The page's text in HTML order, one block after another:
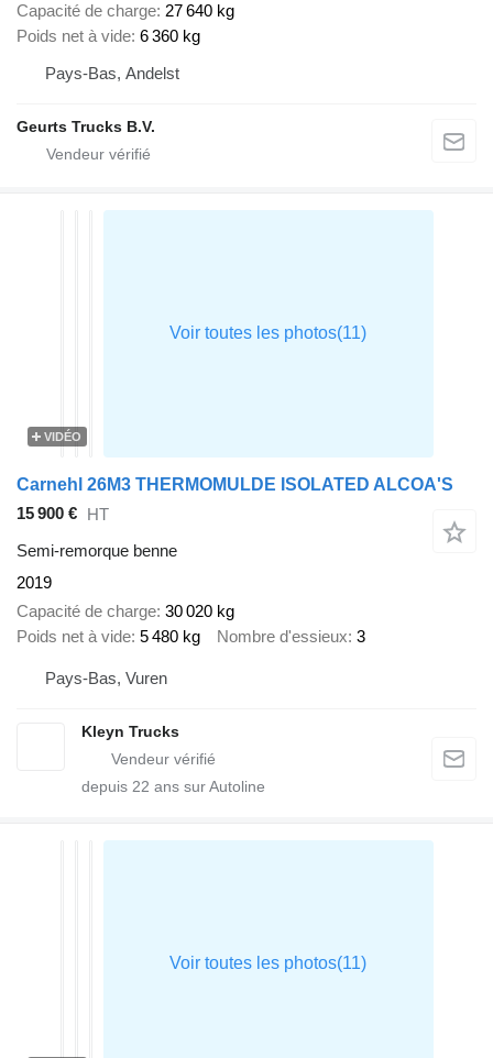
Capacité de charge 27 640 kg
Poids net à vide 6 360 kg
Pays-Bas, Andelst
Geurts Trucks B.V.
VIDÉO
Carnehl 26M3 THERMOMULDE ISOLATED ALCOA'S
15 900 € HT
Semi-remorque benne
2019
Capacité de charge 30 020 kg
Poids net à vide 5 480 kg Nombre d'essieux 3
Pays-Bas, Vuren
Kleyn Trucks
depuis 22 ans sur Autoline